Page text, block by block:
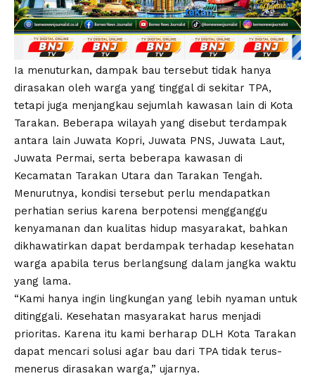
Ia menuturkan, dampak bau tersebut tidak hanya
dirasakan oleh warga yang tinggal di sekitar TPA,
tetapi juga menjangkau sejumlah kawasan lain di Kota
Tarakan. Beberapa wilayah yang disebut terdampak
antara lain Juwata Kopri, Juwata PNS, Juwata Laut,
Juwata Permai, serta beberapa kawasan di
Kecamatan Tarakan Utara dan Tarakan Tengah.
Menurutnya, kondisi tersebut perlu mendapatkan
perhatian serius karena berpotensi mengganggu
kenyamanan dan kualitas hidup masyarakat, bahkan
dikhawatirkan dapat berdampak terhadap kesehatan
warga apabila terus berlangsung dalam jangka waktu
yang lama.
“Kami hanya ingin lingkungan yang lebih nyaman untuk
ditinggali. Kesehatan masyarakat harus menjadi
prioritas. Karena itu kami berharap DLH Kota Tarakan
dapat mencari solusi agar bau dari TPA tidak terus-
menerus dirasakan warga,” ujarnya.